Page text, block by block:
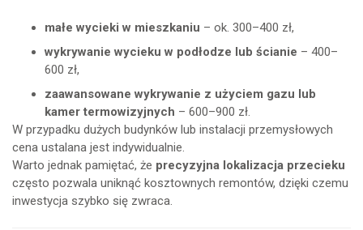
małe wycieki w mieszkaniu – ok. 300–400 zł,
wykrywanie wycieku w podłodze lub ścianie – 400–
600 zł,
zaawansowane wykrywanie z użyciem gazu lub
kamer termowizyjnych – 600–900 zł.
W przypadku dużych budynków lub instalacji przemysłowych
cena ustalana jest indywidualnie.
Warto jednak pamiętać, że precyzyjna lokalizacja przecieku
często pozwala uniknąć kosztownych remontów, dzięki czemu
inwestycja szybko się zwraca.